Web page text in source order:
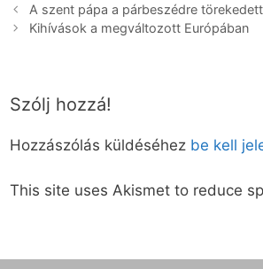
A szent pápa a párbeszédre törekedett
Kihívások a megváltozott Európában
Szólj hozzá!
Hozzászólás küldéséhez be kell
This site uses Akismet to reduce